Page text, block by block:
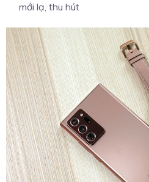
mới lạ, thu hút